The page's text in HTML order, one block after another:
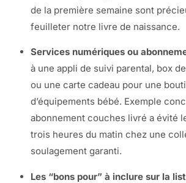
de la première semaine sont
feuilleter notre livre de naissance.
Services numériques ou
à une appli de suivi parental, box
ou une carte cadeau pour une
d’équipements bébé. Exemple
abonnement couches livré a évité
trois heures du matin chez une
soulagement garanti.
Les “bons pour” à inclure sur la